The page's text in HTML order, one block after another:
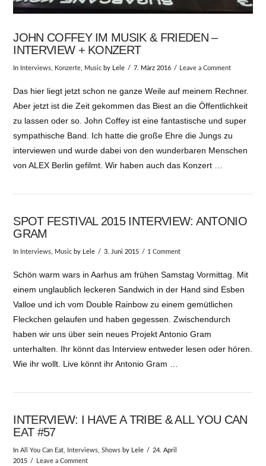
VIEW POST
JOHN COFFEY IM MUSIK & FRIEDEN –
INTERVIEW + KONZERT
In Interviews Konzerte Music by Lele 7. März 2016 Leave a Comment
Das hier liegt jetzt schon ne ganze Weile auf meinem Rechner.
Aber jetzt ist die Zeit gekommen das Biest an die Öffentlichkeit
zu lassen oder so. John Coffey ist eine fantastische und super
sympathische Band. Ich hatte die große Ehre die Jungs zu
interviewen und wurde dabei von den wunderbaren Menschen
von ALEX Berlin gefilmt. Wir haben auch das Konzert …
SPOT FESTIVAL 2015 INTERVIEW: ANTONIO
GRAM
In Interviews Music by Lele 3. Juni 2015 1 Comment
Schön warm wars in Aarhus am frühen Samstag Vormittag. Mit
einem unglaublich leckeren Sandwich in der Hand sind Esben
Valloe und ich vom Double Rainbow zu einem gemütlichen
Fleckchen gelaufen und haben gegessen. Zwischendurch
haben wir uns über sein neues Projekt Antonio Gram
unterhalten. Ihr könnt das Interview entweder lesen oder hören.
Wie ihr wollt. Live könnt ihr Antonio Gram …
INTERVIEW: I HAVE A TRIBE & ALL YOU CAN
EAT #57
InAll You Can Eat Interviews ,Shows by Lele
24. April
2015
Leave a Comment